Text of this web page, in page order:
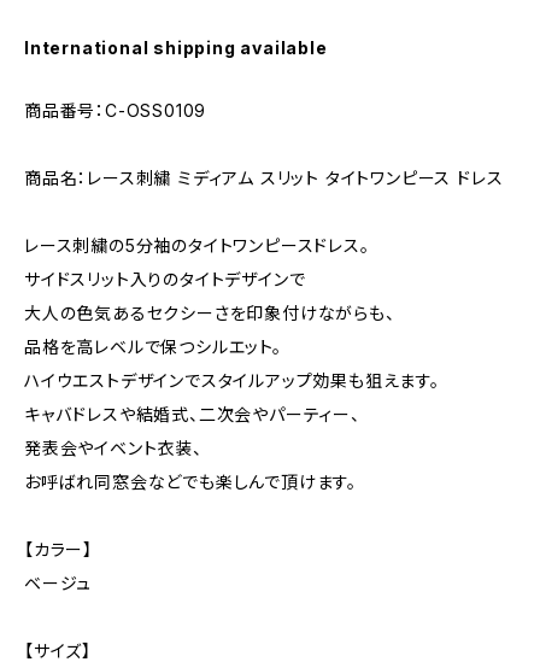
International shipping available
商品番号：C-OSS0109
商品名：レース刺繍 ミディアム スリット タイトワンピース ドレス
レース刺繍の5分袖のタイトワンピースドレス。
サイドスリット入りのタイトデザインで
大人の色気あるセクシーさを印象付けながらも、
品格を高レベルで保つシルエット。
ハイウエストデザインでスタイルアップ効果も狙えます。
キャバドレスや結婚式、二次会やパーティー、
発表会やイベント衣装、
お呼ばれ同窓会などでも楽しんで頂けます。
【カラー】
ベージュ
【サイズ】